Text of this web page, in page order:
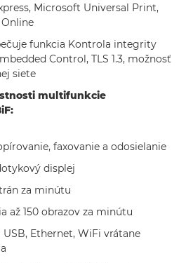
Microsoft Universal Print,
funkcia Kontrola integrity
Control, TLS 1.3, možnosť
siete
multifunkcie
faxovanie a odosielanie
displej
za minútu
až 150 obrazov za minútu
Ethernet, WiFi vrátane